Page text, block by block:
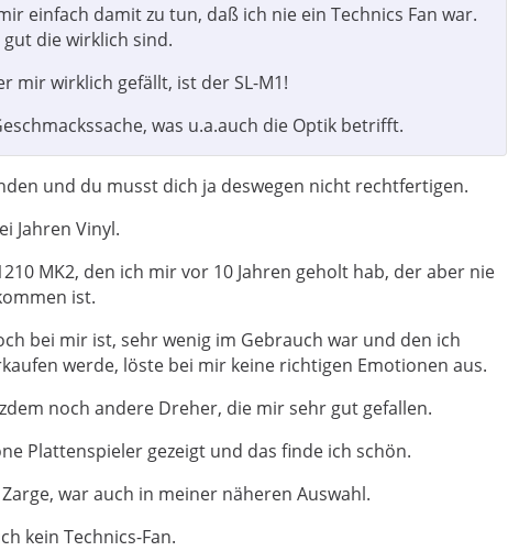
einfach damit zu tun, daß ich nie ein Technics Fan war.
die wirklich sind.
mir wirklich gefällt, ist der SL-M1!
was u.a.auch die Optik betrifft.
und du musst dich ja deswegen nicht rechtfertigen.
Jahren Vinyl.
MK2, den ich mir vor 10 Jahren geholt hab, der aber nie
ist.
bei mir ist, sehr wenig im Gebrauch war und den ich
werde, löste bei mir keine richtigen Emotionen aus.
noch andere Dreher, die mir sehr gut gefallen.
Plattenspieler gezeigt und das finde ich schön.
war auch in meiner näheren Auswahl.
kein Technics-Fan.